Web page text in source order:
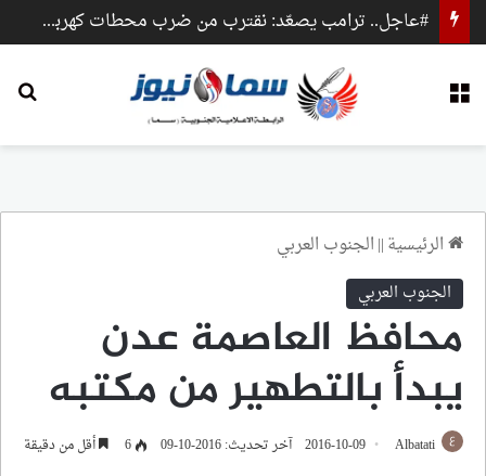
#عاجل.. ترامب يصعّد: نقترب من ضرب محطات كهرباء وجسور داخل إيران
الرئيسية||الجنوب العربي
الجنوب العربي
محافظ العاصمة عدن
يبدأ بالتطهير من مكتبه
Albatati
2016-10-09 آخر تحديث: 2016-10-09 6 أقل من دقيقة